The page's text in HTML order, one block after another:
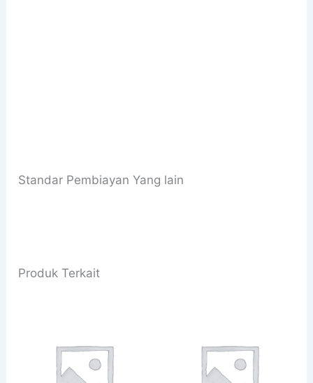
Standar Pembiayan Yang lain
Produk Terkait